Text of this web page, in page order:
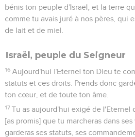
bénis ton peuple d'Israël, et la terre
comme tu avais juré à nos pères, qui
de lait et de miel.
Israël, peuple du Seigneur
16 Aujourd'hui l'Eternel ton Dieu te
statuts et ces droits. Prends donc
ton cœur, et de toute ton âme.
17 Tu as aujourd'hui exigé de l'Eternel
[as promis] que tu marcheras dans
garderas ses statuts, ses